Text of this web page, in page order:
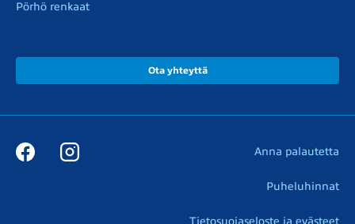
Pörhö renkaat
Ota yhteyttä
Anna palautetta
Puheluhinnat
Tietosuojaseloste ja evästeet